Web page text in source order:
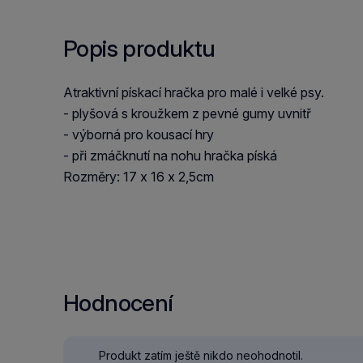
Popis produktu
Atraktivní pískací hračka pro malé i velké psy.
- plyšová s kroužkem z pevné gumy uvnitř
- výborná pro kousací hry
- při zmáčknutí na nohu hračka píská
Rozměry: 17 x 16 x 2,5cm
Hodnocení
Produkt zatím ještě nikdo neohodnotil.